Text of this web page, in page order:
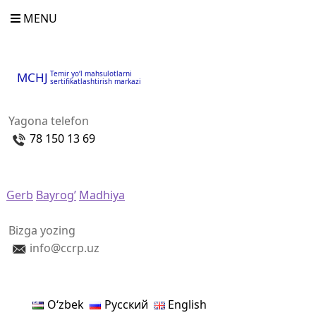
MENU
MCHJ Temir yo‘l mahsulotlarni
sertifikatlashtirish markazi
Yagona telefon
78 150 13 69
Gerb Bayrog’ Madhiya
Bizga yozing
info@ccrp.uz
Oʻzbek Русский English